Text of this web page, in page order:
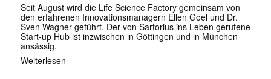
Seit August wird die Life Science Factory gemeinsam von
den erfahrenen Innovationsmanagern Ellen Goel und Dr.
Sven Wagner geführt. Der von Sartorius ins Leben gerufene
Start-up Hub ist inzwischen in Göttingen und in München
ansässig.
Weiterlesen